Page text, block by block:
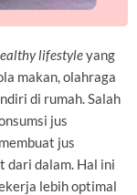
lifestyleyang
makan, olahraga
di rumah. Salah
jus
jus
dari dalam. Hal ini
lebih optimal